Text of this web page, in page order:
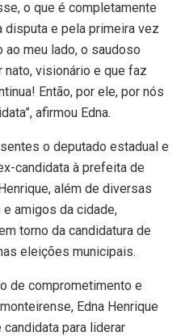
o que é completamente
disputa e pela primeira vez
ao meu lado, o saudoso
visionário e que faz
Então, por ele, por nós
afirmou Edna.
o deputado estadual e
candidata à prefeita de
além de diversas
amigos da cidade,
torno da candidatura de
eleições municipais.
de comprometimento e
Edna Henrique
para liderar